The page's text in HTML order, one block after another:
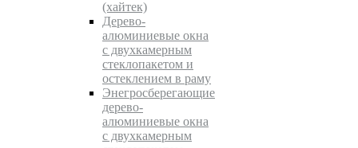
(хайтек)
Дерево-
алюминиевые окна
c двухкамерным
стеклопакетом и
остеклением в раму
Энегросберегающие
дерево-
алюминиевые окна
c двухкамерным